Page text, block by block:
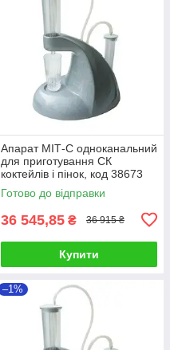
Апарат МІТ-С одноканальний
для приготування СК
коктейлів і пінок, код 38673
Готово до відправки
36 545,85 ₴ 36 915 ₴
Купити
–1%